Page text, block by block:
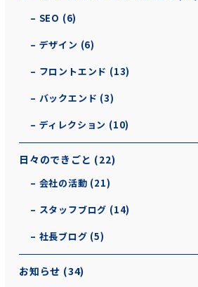
– SEO (6)
– デザイン (6)
– フロントエンド (13)
– バックエンド (3)
– ディレクション (10)
日々のできごと (22)
– 会社の活動 (21)
– スタッフブログ (14)
– 社長ブログ (5)
お知らせ (34)